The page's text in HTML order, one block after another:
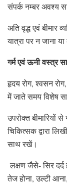
संपर्क नम्बर अवश्य
अति वृद्ध एवं बीमार
यात्रा पर न जाना
गर्म एवं ऊनी वस्त्र
हृदय रोग, श्वसन
में जाते समय विशेष
उपरोक्त बीमारियों
चिकित्सक द्वारा
साथ रखें।
लक्षण जैसे- सिर
तेज होना, उल्टी